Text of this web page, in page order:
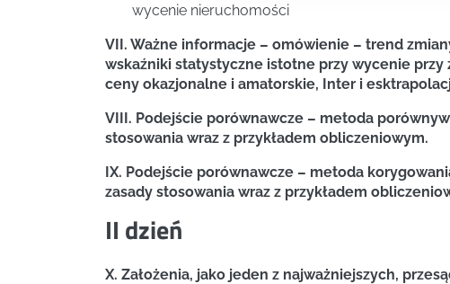
wycenie nieruchomości
VII. Ważne informacje – omówienie – trend
wskaźniki statystyczne istotne przy wycenie
ceny okazjonalne i amatorskie, Inter i
VIII. Podejście porównawcze – metoda
stosowania wraz z przykładem obliczeniowym.
IX. Podejście porównawcze – metoda
zasady stosowania wraz z przykładem
II dzień
X. Założenia, jako jeden z najważniejszych,